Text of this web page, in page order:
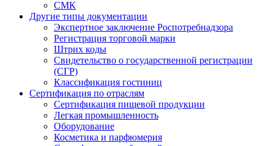
СМК
Другие типы документации
Экспертное заключение Роспотребнадзора
Регистрация торговой марки
Штрих коды
Свидетельство о государственной регистрации
(СГР)
Классификация гостиниц
Сертификация по отраслям
Сертификация пищевой продукции
Легкая промышленность
Оборудование
Косметика и парфюмерия